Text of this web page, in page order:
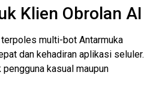
Klien Obrolan AI
terpoles multi-bot Antarmuka
dan kehadiran aplikasi seluler.
kasual maupun